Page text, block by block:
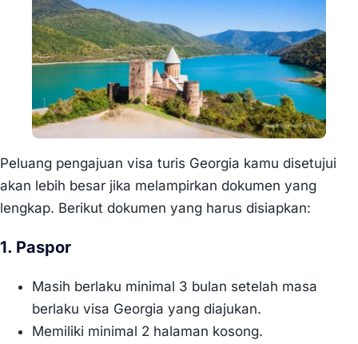
Peluang pengajuan visa turis Georgia kamu disetujui
akan lebih besar jika melampirkan dokumen yang
lengkap. Berikut dokumen yang harus disiapkan:
1. Paspor
Masih berlaku minimal 3 bulan setelah masa
berlaku visa Georgia yang diajukan.
Memiliki minimal 2 halaman kosong.